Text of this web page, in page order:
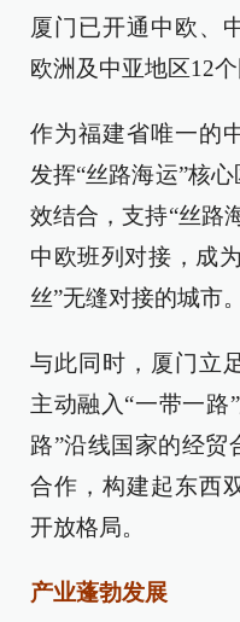
厦门已开通中欧、
欧洲及中亚地区12个
作为福建省唯一的
发挥“丝路海运”核
效结合，支持“丝路
中欧班列对接，成
丝”无缝对接的城市。
与此同时，厦门立
主动融入“一带一路
路”沿线国家的经贸
合作，构建起东西
开放格局。
产业蓬勃发展